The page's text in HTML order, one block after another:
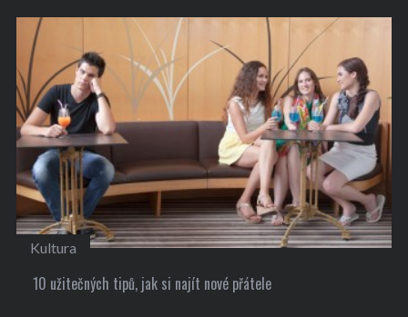
Kultura
10 užitečných tipů, jak si najít nové přátele